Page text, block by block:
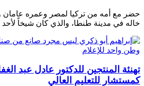
حضر مع أمه من تركيا لمصر وعمره عامان
خاله في مدينة طنطا، والذي كان شيخاً لأحد
تهنئة المنتجين للدكتور عادل عبد
كمستشار للتعليم العالي